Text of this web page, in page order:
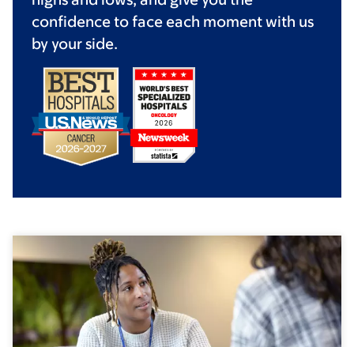
confidence to face each moment with us
by your side.